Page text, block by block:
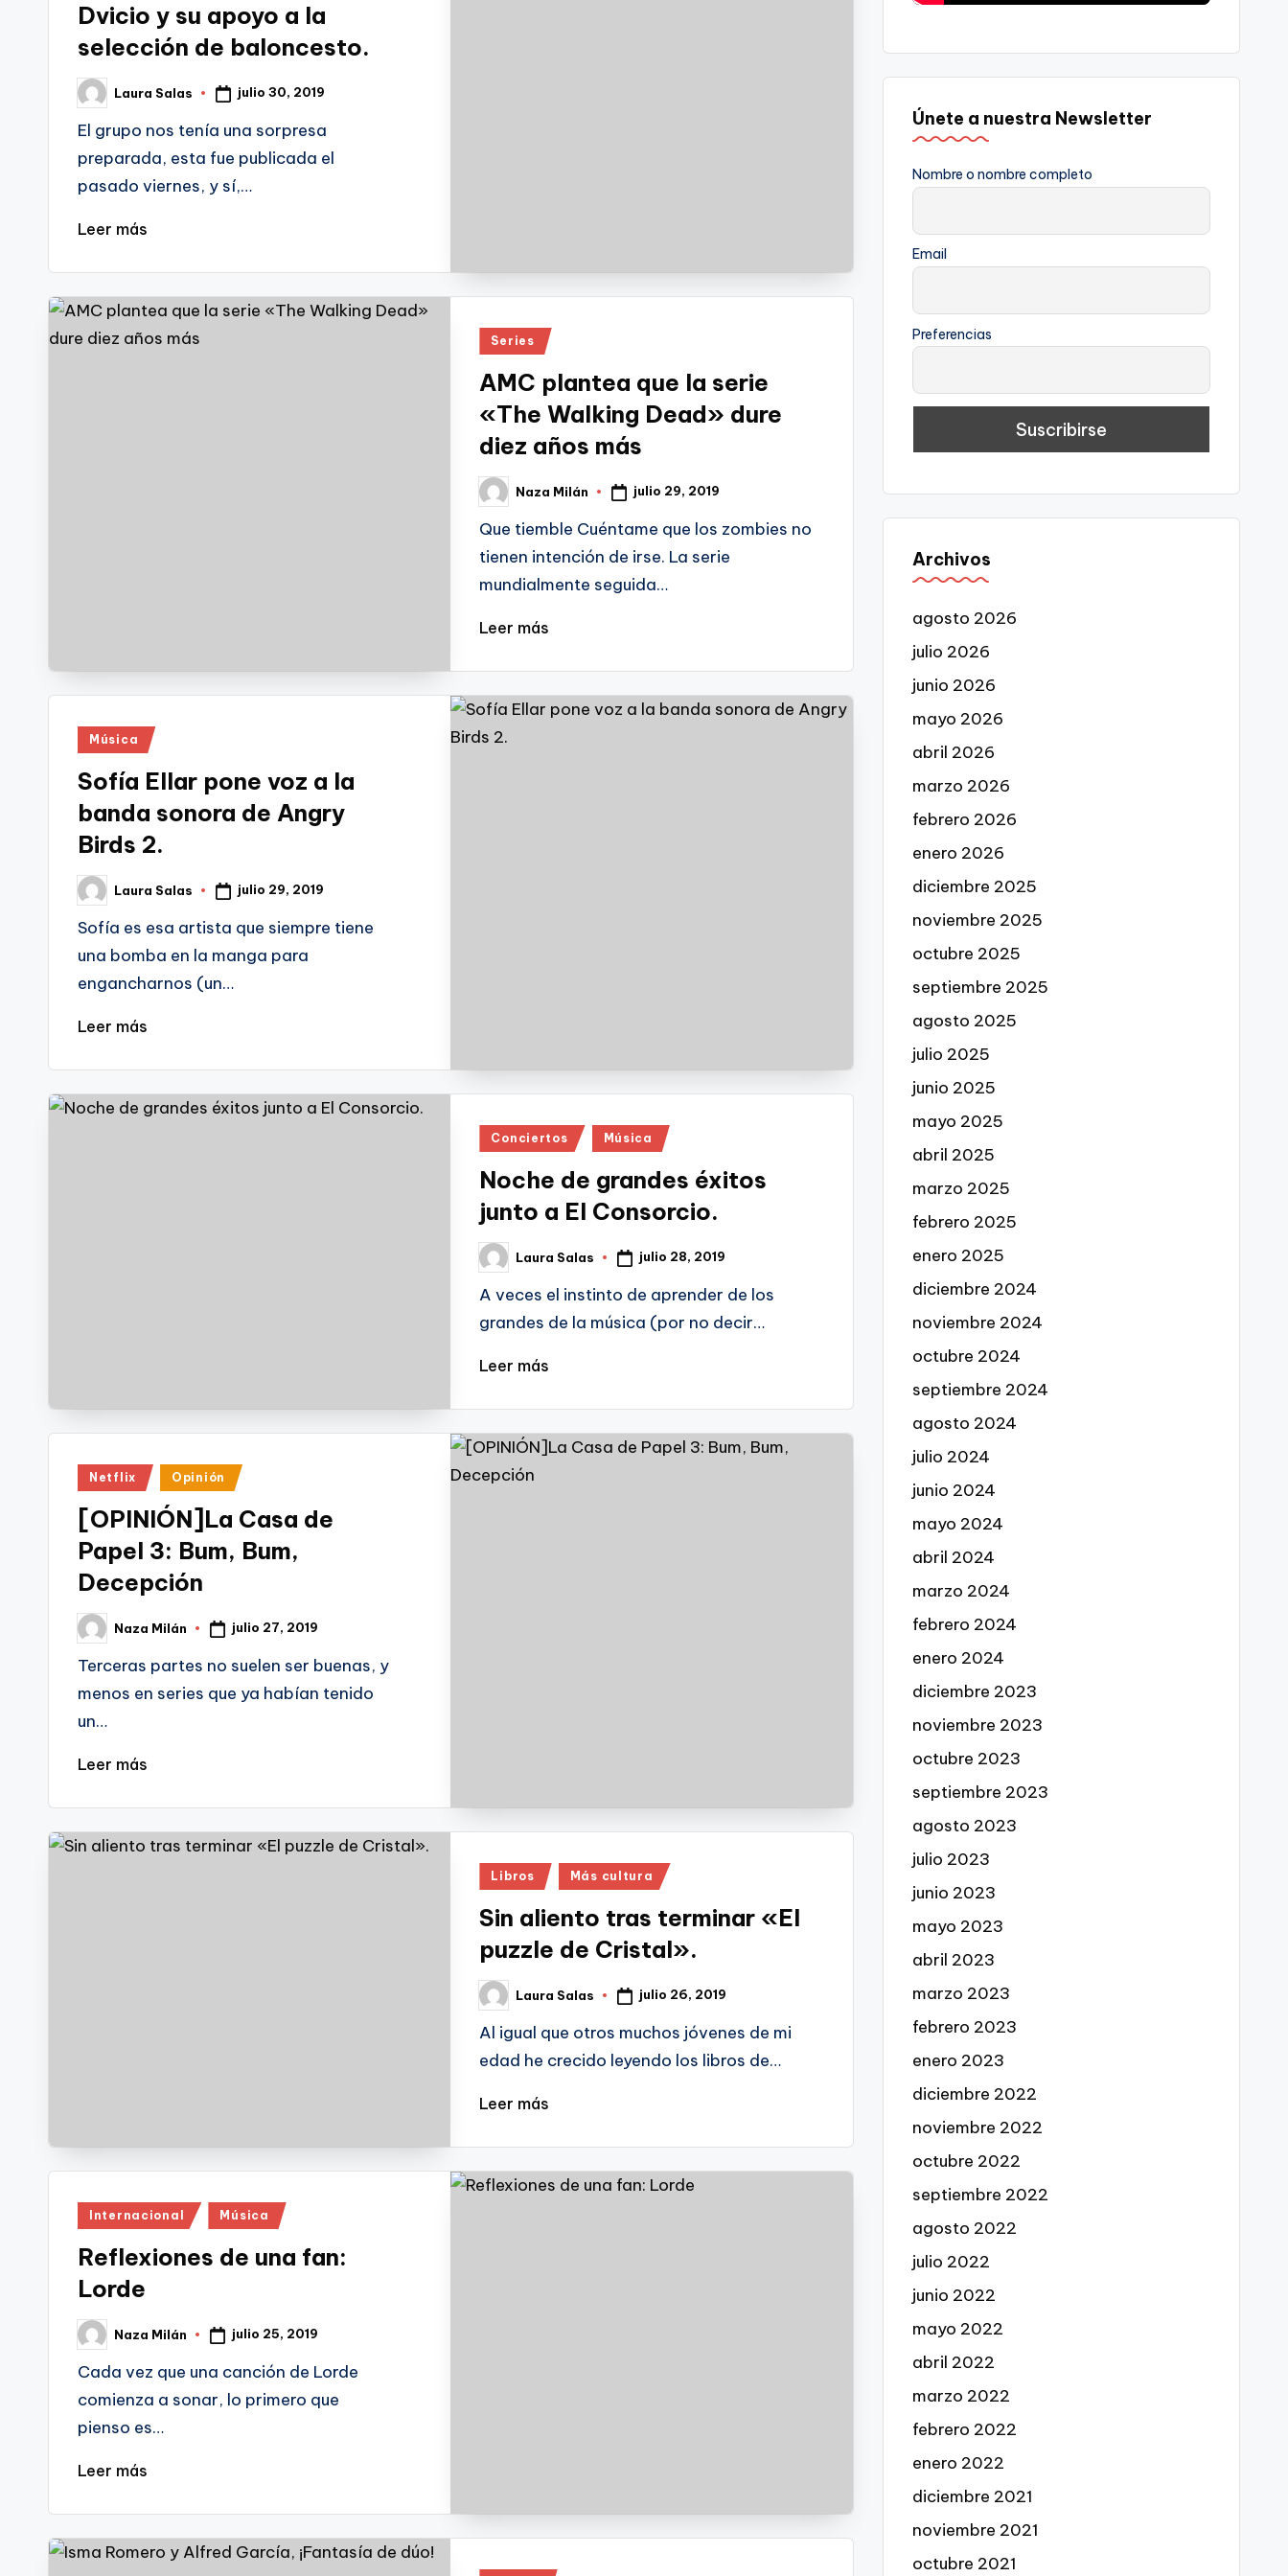
Dvicio y su apoyo a la
selección de baloncesto.
Publicado
por
Laura Salas julio 30, 2019
El grupo nos tenía una sorpresa
preparada, esta fue publicada el
pasado viernes, y sí,…
Leer más
Publicado
Series
AMC plantea que la serie
«The Walking Dead» dure
diez años más
Publicado
por
Naza Milán julio 29, 2019
Que tiemble Cuéntame que los zombies no
tienen intención de irse. La serie
mundialmente seguida…
Leer más
Publicado
Música
Sofía Ellar pone voz a la
banda sonora de Angry
Birds 2.
Publicado
por
Laura Salas julio 29, 2019
Sofía es esa artista que siempre tiene
una bomba en la manga para
engancharnos (un…
Leer más
Publicado
Conciertos Música
Noche de grandes éxitos
junto a El Consorcio.
Publicado
por
Laura Salas julio 28, 2019
A veces el instinto de aprender de los
grandes de la música (por no decir…
Leer más
Publicado
Netflix Opinión
[OPINIÓN]La Casa de
Papel 3: Bum, Bum,
Decepción
Publicado
por
Naza Milán julio 27, 2019
Terceras partes no suelen ser buenas, y
menos en series que ya habían tenido
un…
Leer más
Publicado
Libros Más cultura
Sin aliento tras terminar «El
puzzle de Cristal».
Publicado
por
Laura Salas julio 26, 2019
Al igual que otros muchos jóvenes de mi
edad he crecido leyendo los libros de…
Leer más
Publicado
Internacional Música
Reflexiones de una fan:
Lorde
Publicado
por
Naza Milán julio 25, 2019
Cada vez que una canción de Lorde
comienza a sonar, lo primero que
pienso es…
Leer más
Únete a nuestra Newsletter
Nombre o nombre completo
Email
Preferencias
Archivos
agosto 2026
julio 2026
junio 2026
mayo 2026
abril 2026
marzo 2026
febrero 2026
enero 2026
diciembre 2025
noviembre 2025
octubre 2025
septiembre 2025
agosto 2025
julio 2025
junio 2025
mayo 2025
abril 2025
marzo 2025
febrero 2025
enero 2025
diciembre 2024
noviembre 2024
octubre 2024
septiembre 2024
agosto 2024
julio 2024
junio 2024
mayo 2024
abril 2024
marzo 2024
febrero 2024
enero 2024
diciembre 2023
noviembre 2023
octubre 2023
septiembre 2023
agosto 2023
julio 2023
junio 2023
mayo 2023
abril 2023
marzo 2023
febrero 2023
enero 2023
diciembre 2022
noviembre 2022
octubre 2022
septiembre 2022
agosto 2022
julio 2022
junio 2022
mayo 2022
abril 2022
marzo 2022
febrero 2022
enero 2022
diciembre 2021
noviembre 2021
octubre 2021